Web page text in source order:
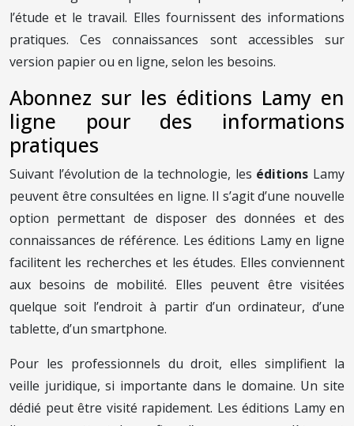
l’étude et le travail. Elles fournissent des informations
pratiques. Ces connaissances sont accessibles sur
version papier ou en ligne, selon les besoins.
Abonnez sur les éditions Lamy en
ligne pour des informations
pratiques
Suivant l’évolution de la technologie, les éditions Lamy
peuvent être consultées en ligne. Il s’agit d’une nouvelle
option permettant de disposer des données et des
connaissances de référence. Les éditions Lamy en ligne
facilitent les recherches et les études. Elles conviennent
aux besoins de mobilité. Elles peuvent être visitées
quelque soit l’endroit à partir d’un ordinateur, d’une
tablette, d’un smartphone.
Pour les professionnels du droit, elles simplifient la
veille juridique, si importante dans le domaine. Un site
dédié peut être visité rapidement. Les éditions Lamy en